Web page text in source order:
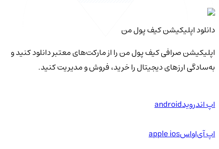
دانلود اپلیکیشن کیف‌ پول من
اپلیکیشن صرافی کیف پول من را از مارکت‌های معتبر دانلود کنید و
به‌سادگی ارزهای دیجیتال را خرید، فروش و مدیریت کنید.
اپ اندرویدandroid
اپ آی‌او‌اسapple ios